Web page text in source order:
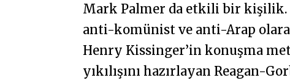
Mark Palmer da etkili bir kişilik.
anti-komünist ve anti-Arap
Henry Kissinger’in konuşma
yıkılışını hazırlayan Reagan-